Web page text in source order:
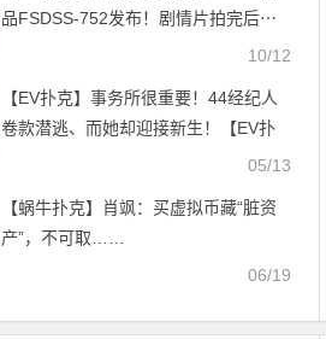
品FSDSS-752发布！剧情片拍完后⋯
香港女优要挑战户外露出【EV扑克官
10/12
【EV扑克】事务所很重要！44经纪人
卷款潜逃、而她却迎接新生！【EV扑
05/13
【蜗牛扑克】肖飒：买虚拟币藏“脏资
产”，不可取……
06/19